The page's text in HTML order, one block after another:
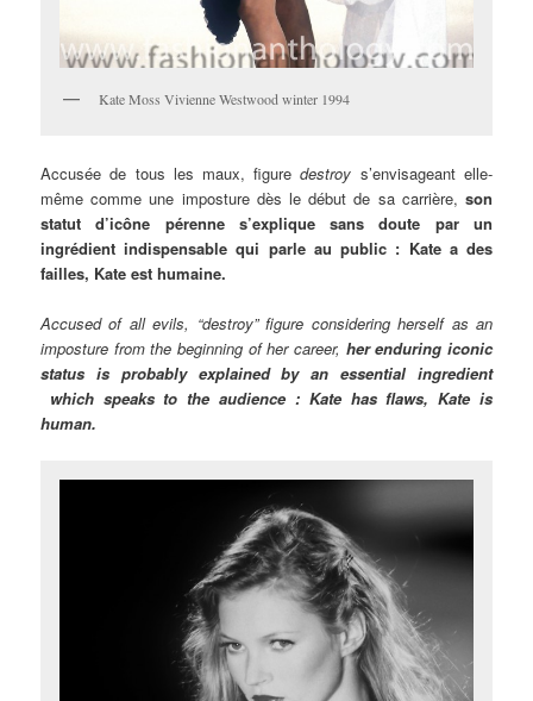
Kate Moss Vivienne Westwood winter 1994
Accusée de tous les maux, figuredestroy s’envisageant elle-
même comme une imposture dès le début de sa carrière, son
statut d’icône pérenne s’explique sans doute par un
ingrédient indispensable qui parle au public : Kate a des
failles, Kate est humaine.
Accused of all evils, “destroy” figure considering herself as an
imposture from the beginning of her career, her enduring iconic
status is probably explained by an essential ingredient
which speaks to the audience : Kate has flaws, Kate is
human.